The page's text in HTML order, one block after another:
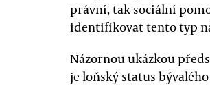
právní, tak sociální
identifikovat tento typ
Názornou ukázkou
je loňský status